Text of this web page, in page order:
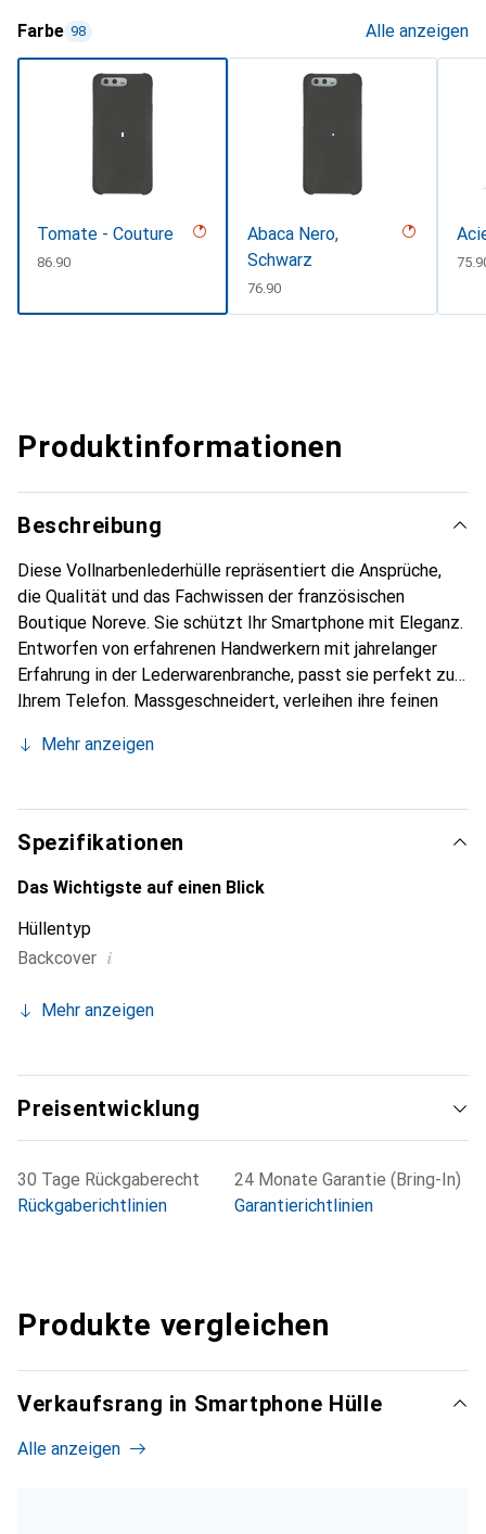
Farbe 98 Alle anzeigen
Tomate - Couture
CHF
86.90
Abaca Nero,
Schwarz
CHF
76.90
CHF
Produktinformationen
Beschreibung
Diese Vollnarbenlederhülle repräsentiert die Ansprüche,
die Qualität und das Fachwissen der französischen
Boutique Noreve. Sie schützt Ihr Smartphone mit Eleganz.
Entworfen von erfahrenen Handwerkern mit jahrelanger
Erfahrung in der Lederwarenbranche, passt sie perfekt zu
Ihrem Telefon. Massgeschneidert, verleihen ihre feinen
und unverzichtbaren Accessoire für Ihr Smartphone. Die
Produkte anerkannt und eine zuverlässige Wahl für eine
anspruchsvolle Kundschaft.
Mehr anzeigen
Spezifikationen
Das Wichtigste auf einen Blick
Hüllentyp
Backcover i
Mehr anzeigen
Preisentwicklung
30 Tage Rückgaberecht
Rückgaberichtlinien
24 Monate Garantie (Bring-In)
Garantierichtlinien
Produkte vergleichen
Verkaufsrang in Smartphone Hülle
Alle anzeigen